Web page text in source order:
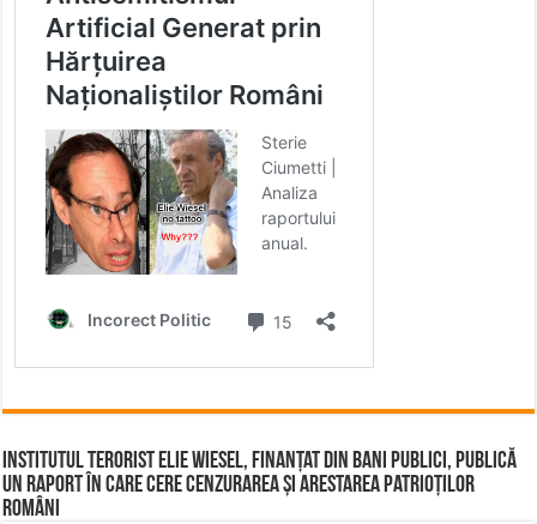
Institutul terorist Elie Wiesel, finanțat din bani publici, publică
un raport în care cere cenzurarea și arestarea patrioților
români